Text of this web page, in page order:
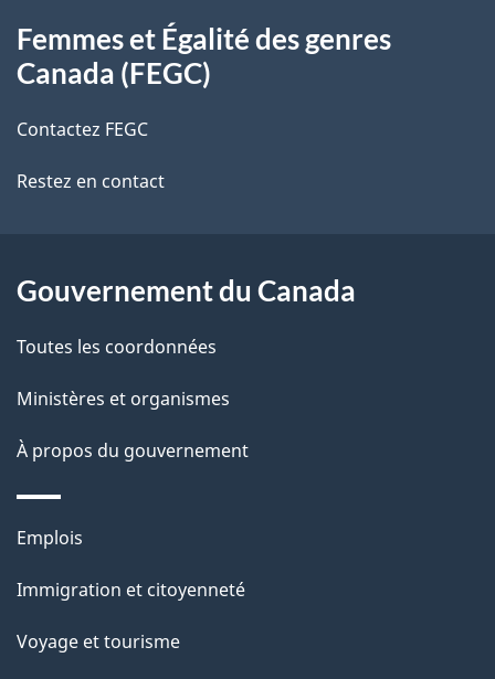
i
s
d
l
a
p
a
e
propos
ce
site
Femmes et Égalité des genres
Canada (FEGC)
Contactez FEGC
Restez en contact
Gouvernement du Canada
Toutes les coordonnées
Ministères et organismes
À propos du gouvernement
Thèmes
sujets
Emplois
Immigration et citoyenneté
Voyage et tourisme